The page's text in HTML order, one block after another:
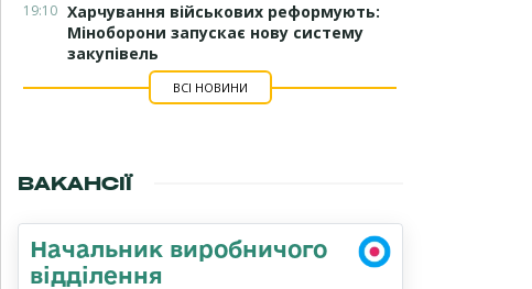
19:10 Харчування військових реформують:
Міноборони запускає нову систему
закупівель
ВСІ НОВИНИ
ВАКАНСІЇ
Начальник виробничого
відділення